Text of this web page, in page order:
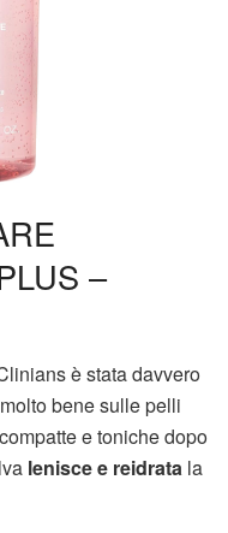
–
è stata davvero
bene sulle pelli
e toniche dopo
lenisce e reidrata la